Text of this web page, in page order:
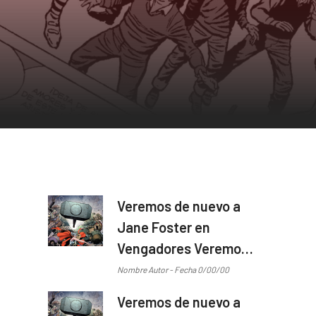
Veremos de nuevo a
Jane Foster en
Vengadores Veremos
de nuevo a Jane
...
Nombre Autor - Fecha 0/00/00
Veremos de nuevo a